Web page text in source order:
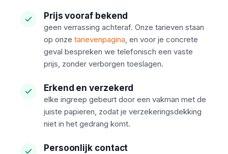
Prijs vooraf bekend
geen verrassing achteraf. Onze tarieven staan
op onze tarievenpagina, en voor je concrete
geval bespreken we telefonisch een vaste
prijs, zonder verborgen toeslagen.
Erkend en verzekerd
elke ingreep gebeurt door een vakman met de
juiste papieren, zodat je verzekeringsdekking
niet in het gedrang komt.
Persoonlijk contact